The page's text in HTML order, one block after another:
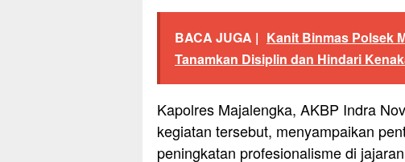
BACA JUGA | Kanit Binmas Polsek
Tanamkan Disiplin dan Hindari
Kapolres Majalengka, AKBP Indra
kegiatan tersebut, menyampaikan
peningkatan profesionalisme di